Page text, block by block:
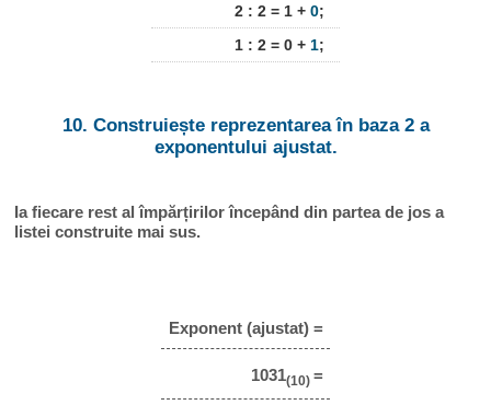
2 : 2 = 1 + 0;
1 : 2 = 0 + 1;
10. Construiește reprezentarea în baza 2 a
exponentului ajustat.
Ia fiecare rest al împărțirilor începând din partea de jos a
listei construite mai sus.
Exponent (ajustat) =
1031(10) =